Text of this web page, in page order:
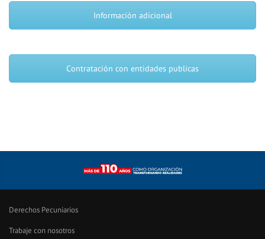
Información adicional
Contratación con entidades publicas
Derechos Pecuniarios
Trabaje con nosotros